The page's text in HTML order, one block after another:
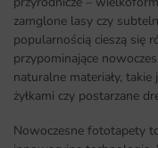
zamglone lasy czy
popularnością cieszą się
przypominające
naturalne materiały,
żyłkami czy postarzane
Nowoczesne fototapety